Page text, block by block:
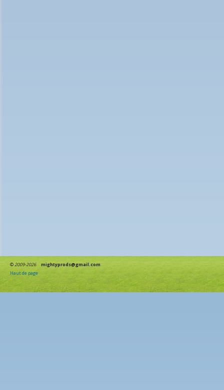
©2009-2026
mightyprods@gmail.com
Haut de page